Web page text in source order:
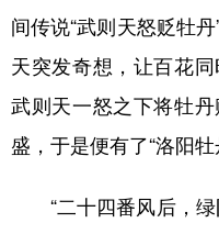
间传说“武则天怒贬牡
天突发奇想，让百花同
武则天一怒之下将牡
盛，于是便有了“洛阳牡
“二十四番风后，绿